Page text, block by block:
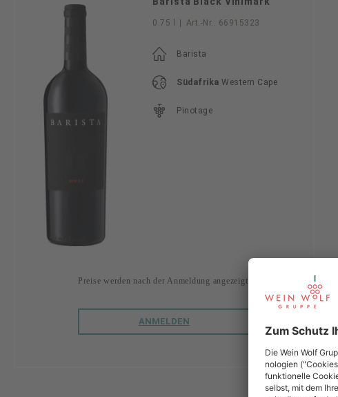
0.75 l Art.-Nr.: 66915323
Barista
Südafrika Western Cape
Pinotage
Preise werden nach der Anmeldung angezeigt.
ANMELDEN